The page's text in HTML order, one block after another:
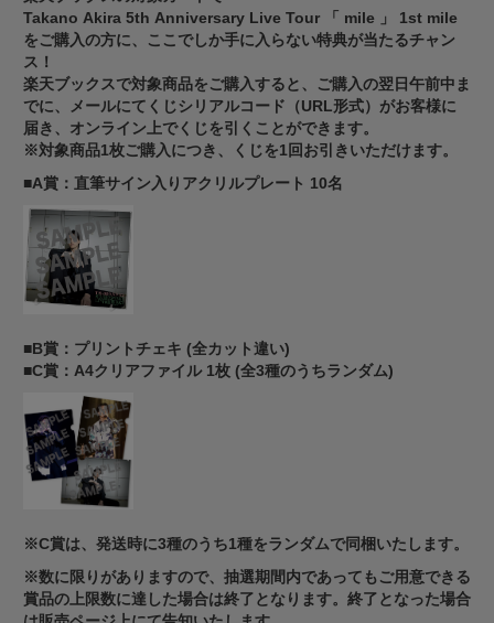
Takano Akira 5th Anniversary Live Tour 「 mile 」 1st mile
をご購入の方に、ここでしか手に入らない特典が当たるチャン
ス！
楽天ブックスで対象商品をご購入すると、ご購入の翌日午前中ま
でに、メールにてくじシリアルコード（URL形式）がお客様に
届き、オンライン上でくじを引くことができます。
※対象商品1枚ご購入につき、くじを1回お引きいただけます。
■A賞：直筆サイン入りアクリルプレート 10名
■B賞：プリントチェキ (全カット違い)
■C賞：A4クリアファイル 1枚 (全3種のうちランダム)
※C賞は、発送時に3種のうち1種をランダムで同梱いたします。
※数に限りがありますので、抽選期間内であってもご用意できる
賞品の上限数に達した場合は終了となります。終了となった場合